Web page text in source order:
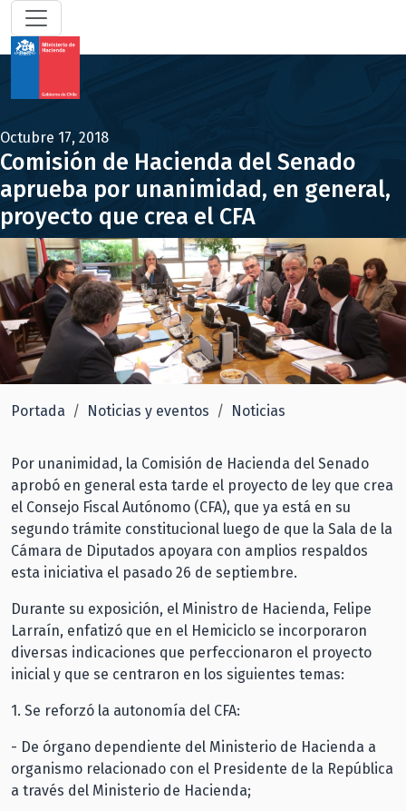
Octubre 17, 2018
Comisión de Hacienda del Senado
aprueba por unanimidad, en general,
proyecto que crea el CFA
Portada Noticias y eventos Noticias
Por unanimidad, la Comisión de Hacienda del Senado
aprobó en general esta tarde el proyecto de ley que crea
el Consejo Fiscal Autónomo (CFA), que ya está en su
segundo trámite constitucional luego de que la Sala de la
Cámara de Diputados apoyara con amplios respaldos
esta iniciativa el pasado 26 de septiembre.
Durante su exposición, el Ministro de Hacienda, Felipe
Larraín, enfatizó que en el Hemiciclo se incorporaron
diversas indicaciones que perfeccionaron el proyecto
inicial y que se centraron en los siguientes temas:
1. Se reforzó la autonomía del CFA:
- De órgano dependiente del Ministerio de Hacienda a
organismo relacionado con el Presidente de la República
a través del Ministerio de Hacienda;